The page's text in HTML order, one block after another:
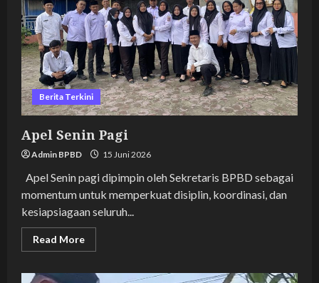
Berita Terkini
Apel Senin Pagi
Admin BPBD 15 Juni 2026
Apel Senin pagi dipimpin oleh Sekretaris BPBD sebagai
momentum untuk memperkuat disiplin, koordinasi, dan
kesiapsiagaan seluruh...
Read MoreRead
more
Senin